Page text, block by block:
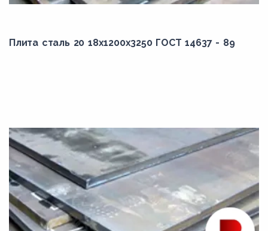
Плита сталь 20 18x1200x3250 ГОСТ 14637 - 89